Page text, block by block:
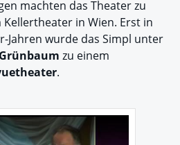
machten das Theater zu
in Wien. Erst in
Jahren wurde das Simpl unter
zu einem
.